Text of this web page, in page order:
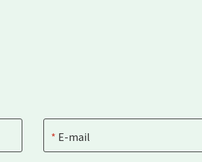
E-mail